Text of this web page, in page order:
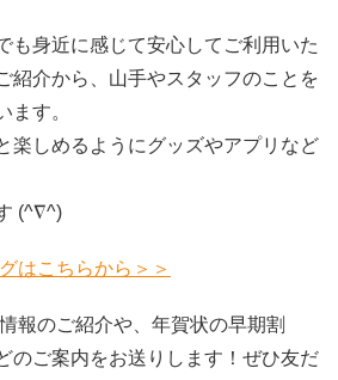
も身近に感じて安心してご利用いた
紹介から、山手やスタッフのことを
ます。
楽しめるようにグッズやアプリなど
(^∇^)
はこちらから＞＞
報のご紹介や、年賀状の早期割
のご案内をお送りします！ぜひ友だ